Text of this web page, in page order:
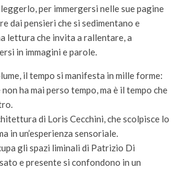
per immergersi nelle sue pagine
dai pensieri che si sedimentano e
lettura che invita a rallentare, a
in immagini e parole.
il tempo si manifesta in mille forme:
non ha mai perso tempo, ma è il tempo che
di Loris Cecchini, che scolpisce lo
in un’esperienza sensoriale.
gli spazi liminali di Patrizio Di
e presente si confondono in un